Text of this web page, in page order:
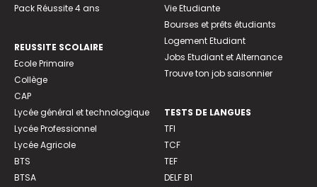
Pack Réussite 4 ans
REUSSITE SCOLAIRE
Ecole Primaire
Collège
CAP
Lycée général et technologique
Lycée Professionnel
Lycée Agricole
BTS
BTSA
Vie Etudiante
Bourses et prêts étudiants
Logement Etudiant
Jobs Etudiant et Alternance
Trouve ton job saisonnier
TESTS DE LANGUES
TFI
TCF
TEF
DELF B1